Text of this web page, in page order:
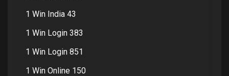
1 Win India 43
1 Win Login 383
1 Win Login 851
1 Win Online 150